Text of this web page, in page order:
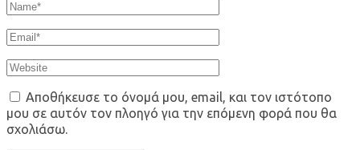
Αποθήκευσε το όνομά μου, email, και τον ιστότοπο
μου σε αυτόν τον πλοηγό για την επόμενη φορά που θα
σχολιάσω.